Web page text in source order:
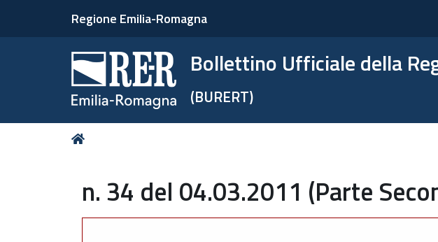
Regione Emilia-Romagna
Bollettino Ufficiale della
(BURERT)
Tu
n. 34 del 04.03.2011 (Parte